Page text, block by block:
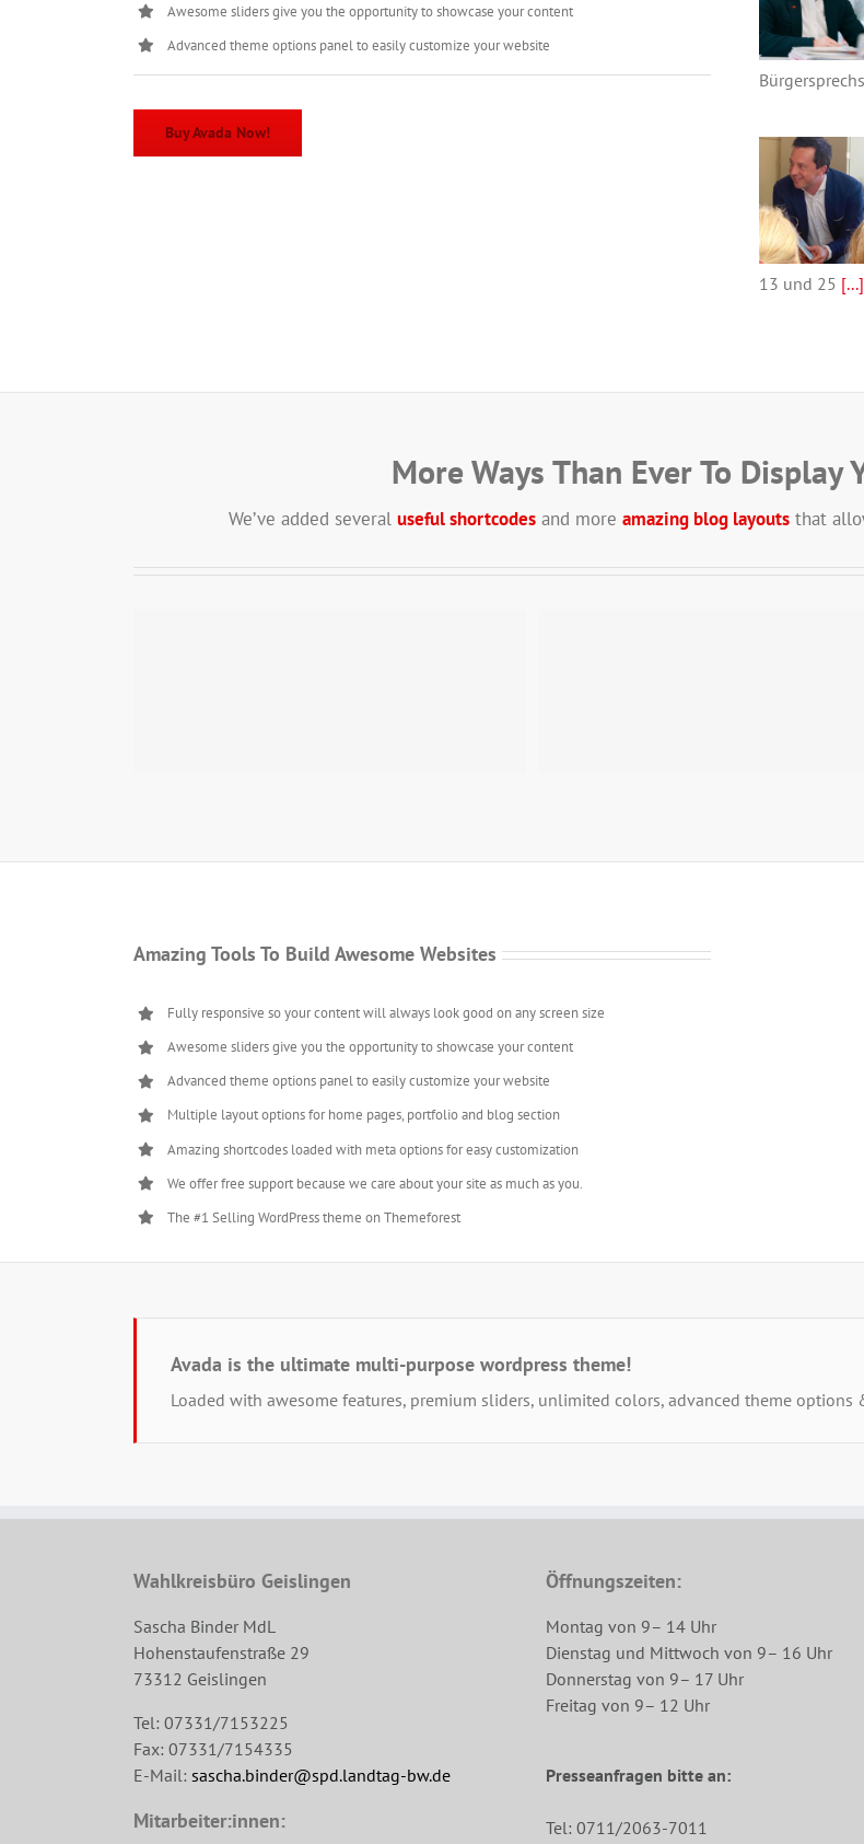
Awesome sliders give you the opportunity to showcase your content
Advanced theme options panel to easily customize your website
Buy Avada Now!
13 und 25 [...]
More Ways Than Ever To Display
We’ve added several useful shortcodesand more amazing blog layoutsthat
Amazing Tools To Build Awesome Websites
Fully responsive so your content will always look good on any screen size
Awesome sliders give you the opportunity to showcase your content
Advanced theme options panel to easily customize your website
Multiple layout options for home pages, portfolio and blog section
Amazing shortcodes loaded with meta options for easy customization
We offer free support because we care about your site as much as you.
The #1 Selling WordPress theme on Themeforest
Avada is the ultimate multi-purpose wordpress theme!
Loaded with awesome features, premium sliders, unlimited colors, advanced theme options
Wahlkreisbüro Geislingen
Sascha Binder MdL
Hohenstaufenstraße 29
73312 Geislingen
Tel: 07331/7153225
Fax: 07331/7154335
E-Mail: sascha.binder@spd.landtag-bw.de
Mitarbeiter:innen:
Öffnungszeiten:
Montag von 9– 14 Uhr
Dienstag und Mittwoch von 9– 16 Uhr
Donnerstag von 9– 17 Uhr
Freitag von 9– 12 Uhr
Presseanfragen bitte an:
Tel: 0711/2063-7011